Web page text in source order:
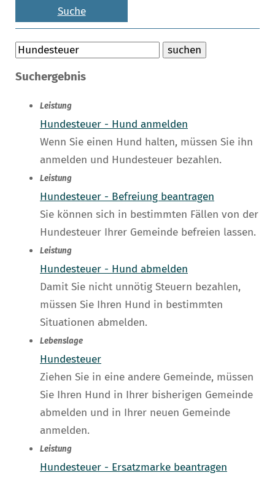
Suche
Suchergebnis
Leistung
Hundesteuer - Hund anmelden
Wenn Sie einen Hund halten, müssen Sie ihn
anmelden und Hundesteuer bezahlen.
Leistung
Hundesteuer - Befreiung beantragen
Sie können sich in bestimmten Fällen von der
Hundesteuer Ihrer Gemeinde befreien lassen.
Leistung
Hundesteuer - Hund abmelden
Damit Sie nicht unnötig Steuern bezahlen,
müssen Sie Ihren Hund in bestimmten
Situationen abmelden.
Lebenslage
Hundesteuer
Ziehen Sie in eine andere Gemeinde, müssen
Sie Ihren Hund in Ihrer bisherigen Gemeinde
abmelden und in Ihrer neuen Gemeinde
anmelden.
Leistung
Hundesteuer - Ersatzmarke beantragen